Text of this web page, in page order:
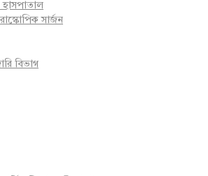
সার্জন
বিভাগ